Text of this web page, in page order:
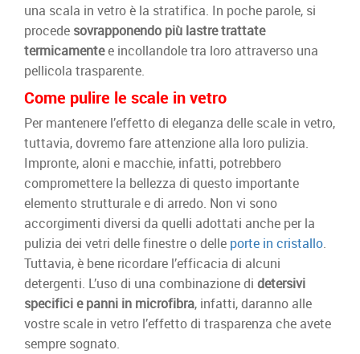
una scala in vetro è la stratifica. In poche parole, si
procede sovrapponendo più lastre trattate
termicamentee incollandole tra loro attraverso una
pellicola trasparente.
Come pulire le scale in vetro
Per mantenere l’effetto di eleganza delle scale in vetro,
tuttavia, dovremo fare attenzione alla loro pulizia.
Impronte, aloni e macchie, infatti, potrebbero
compromettere la bellezza di questo importante
elemento strutturale e di arredo. Non vi sono
accorgimenti diversi da quelli adottati anche per la
pulizia dei vetri delle finestre o delle porte in cristallo.
Tuttavia, è bene ricordare l’efficacia di alcuni
detergenti. L’uso di una combinazione di detersivi
specifici e panni in microfibra, infatti, daranno alle
vostre scale in vetro l’effetto di trasparenza che avete
sempre sognato.